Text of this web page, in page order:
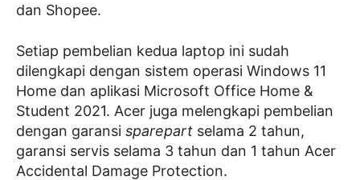
dan Shopee.
Setiap pembelian kedua laptop ini sudah
dilengkapi dengan sistem operasi Windows 11
Home dan aplikasi Microsoft Office Home &
Student 2021. Acer juga melengkapi pembelian
dengan garansi sparepart selama 2 tahun,
garansi servis selama 3 tahun dan 1 tahun Acer
Accidental Damage Protection.